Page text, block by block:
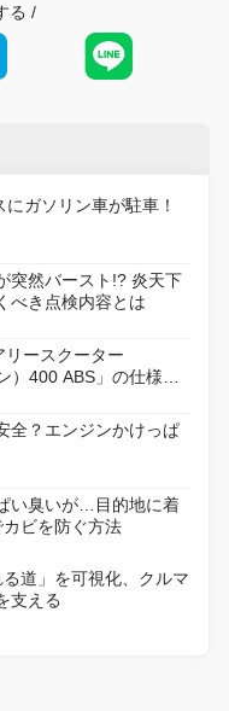
る /
ガソリン車が駐車！
突然バースト!? 炎天下
べき点検内容とは
リースクーター
）400 ABS」の仕様を
全？エンジンかけっぱ
い臭いが…目的地に着
ビを防ぐ方法
道」を可視化、クルマ
支える